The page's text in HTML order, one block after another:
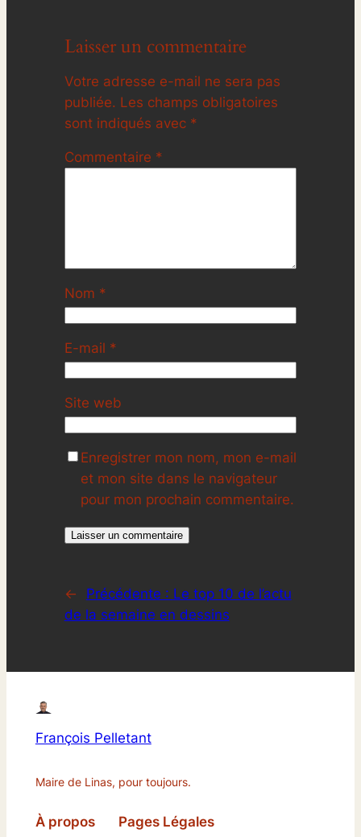
Laisser un commentaire
Votre adresse e-mail ne sera pas
publiée. Les champs obligatoires
sont indiqués avec *
Commentaire *
Nom *
E-mail *
Site web
Enregistrer mon nom, mon e-mail
et mon site dans le navigateur
pour mon prochain commentaire.
← Précédente : Le top 10 de l’actu
de la semaine en dessins
François Pelletant
Maire de Linas, pour toujours.
À propos Pages Légales